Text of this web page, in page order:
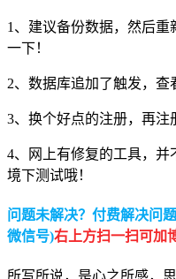
1、建议备份数据，然后
一下！
2、数据库追加了触发，查
3、换个好点的注册，再注
4、网上有修复的工具，
境下测试哦！
问题未解决？付费解决问
微信号)右上方扫一扫可加